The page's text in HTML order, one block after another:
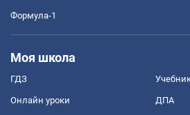
Формула-1
Моя школа
ГДЗ
Онлайн уроки ДПА